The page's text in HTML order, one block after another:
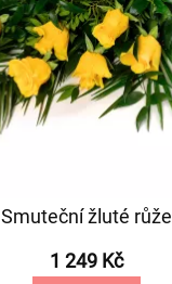
Smuteční žluté růže
1 249 Kč